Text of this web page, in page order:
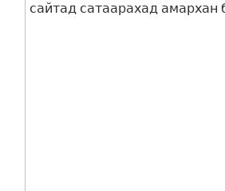
сайтад сатаарахад амархан